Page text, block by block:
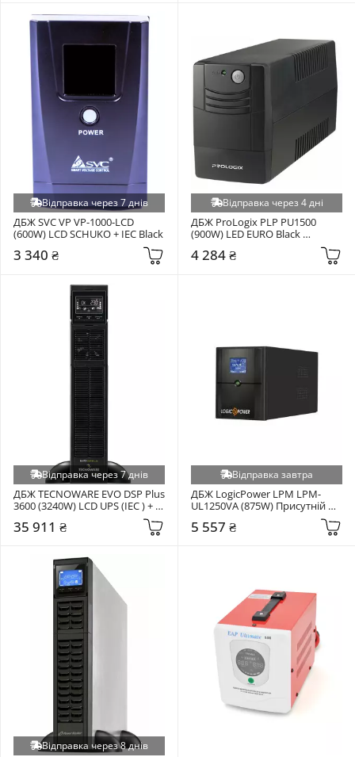
Відправка через 7 днів
ДБЖ SVC VP VP-1000-LCD
(600W) LCD SCHUKO + IEC Black
3 340 ₴
Відправка через 4 дні
ДБЖ ProLogix PLP PU1500
(900W) LED EURO Black
4 284 ₴
Відправка через 7 днів
ДБЖ TECNOWARE EVO DSP Plus
3600 (3240W) LCD UPS (IEC ) +
USB Black (FGCEDP3602RTIEC)
35 911 ₴
Відправка завтра
ДБЖ LogicPower LPM LPM-
UL1250VA (875W) Присутній
5 557 ₴
Відправка через 8 днів